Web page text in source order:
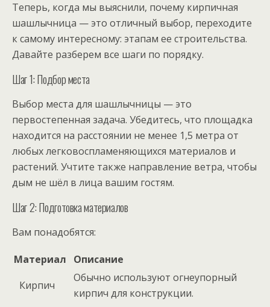
Теперь, когда мы выяснили, почему кирпичная
шашлычница — это отличный выбор, переходите
к самому интересному: этапам ее строительства.
Давайте разберем все шаги по порядку.
Шаг 1: Подбор места
Выбор места для шашлычницы — это
первостепенная задача. Убедитесь, что площадка
находится на расстоянии не менее 1,5 метра от
любых легковоспламеняющихся материалов и
растений. Учтите также направление ветра, чтобы
дым не шёл в лица вашим гостям.
Шаг 2: Подготовка материалов
Вам понадобятся:
Материал
Описание
Кирпич
Обычно используют огнеупорный
кирпич для конструкции.